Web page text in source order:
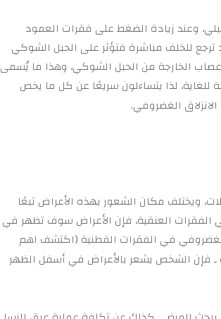
وعند زيادة الضغط على فقرات العمود
ترجع للخلف مباشرة فتؤثر على الحبل الشوكي
الخارجة من الحبل الشوكي، وهذا ما يُسمى
للغاية، لذا يتساءلون سريعًا عن كل ما يخص
الغضروفي.
ويختلف مكان الشعور بهذه الأعراض تبعًا
الفقرات العنقية، فإن الأعراض سوف تظهر في
الغضروفي في الفقرات القطنية (اكتشف اهم
فإن الشخص يشعر بالأعراض في أسفل الظهر